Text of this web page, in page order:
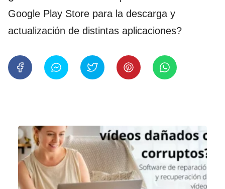
Google Play Store para la descarga y
actualización de distintas aplicaciones?